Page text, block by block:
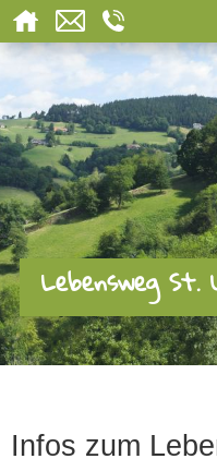
Lebensweg St.
Infos zum